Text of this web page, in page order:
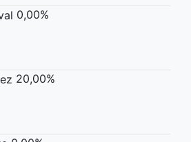
0,00%
20,00%